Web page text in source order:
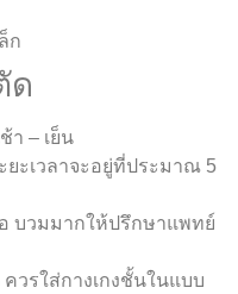
ก
ด
า – เย็น
ะเวลาจะอยู่ที่ประมาณ 5
บวมมากให้ปรึกษาแพทย์
วรใส่กางเกงชั้นในแบบ